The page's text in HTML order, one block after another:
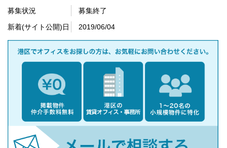
募集状況
募集終了
新着(サイト公開)日
2019/06/04